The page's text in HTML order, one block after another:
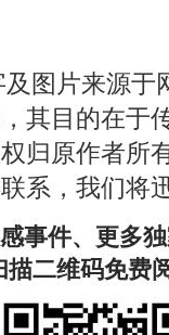
及图片来源
其目的在于
归原作者所
系，我们将
事件、更多
描二维码免费